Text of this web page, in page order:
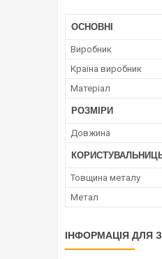
ОСНОВНІ
Виробник
Країна виробник
Матеріал
РОЗМІРИ
Довжина
Товщина металу
Метал
ІНФОРМАЦІЯ ДЛЯ